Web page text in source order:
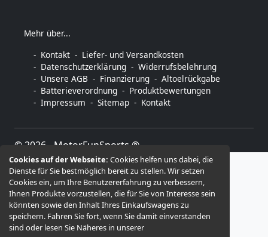
Cookies auf der Webseite:Cookies helfen uns dabei, die
Dienste für Sie bestmöglich bereit zu stellen. Wir setzen
Cookies ein, um Ihre Benutzererfahrung zu verbessern,
Ihnen Produkte vorzustellen, die für Sie von Interesse sein
könnten sowie den Inhalt Ihres Einkaufswagens zu
speichern. Fahren Sie fort, wenn Sie damit einverstanden
sind oder lesen Sie Näheres in unserer
Mehr über...
Kontakt
Liefer- und Versandkosten
Datenschutzerklärung
Widerrufsbelehrung
Unsere AGB
Finanzierung
Altoelrückgabe
Batterieverordnung
Produktbewertungen
Impressum
Sitemap Kontakt
© 2026 - MotorFunSports ®